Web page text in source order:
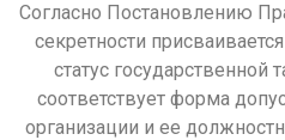
Согласно Постановлению
секретности
статус государственной
соответствует форма
организации и ее